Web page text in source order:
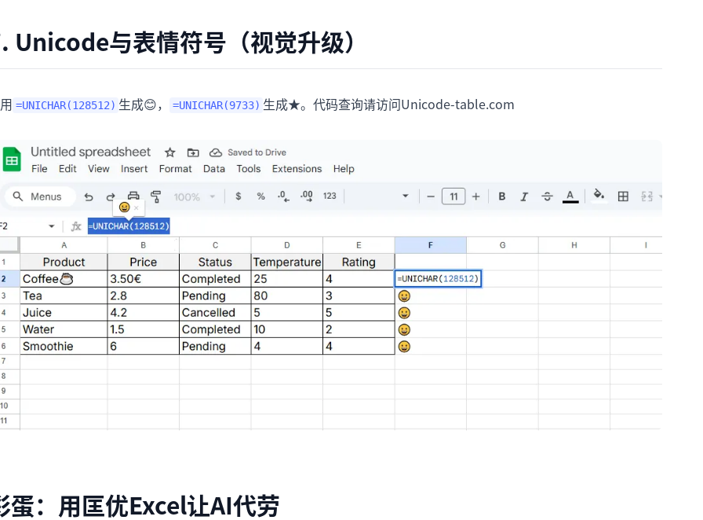
Unicode与表情符号（视觉升级）
=UNICHAR(128512) 生成😊， =UNICHAR(9733) 生成★。代码查询请访问Unicode-table.com
蛋：用匡优Excel让AI代劳